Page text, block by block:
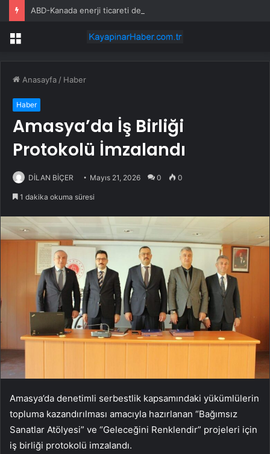
Menü
Anasayfa / Haber
Haber
Amasya’da İş Birliği
Protokolü İmzalandı
DİLAN BİÇER Mayıs 21, 2026 0 0
1 dakika okuma süresi
Amasya’da denetimli serbestlik kapsamındaki yükümlülerin
topluma kazandırılması amacıyla hazırlanan “Bağımsız
Sanatlar Atölyesi” ve “Geleceğini Renklendir” projeleri için
iş birliği protokolü imzalandı.